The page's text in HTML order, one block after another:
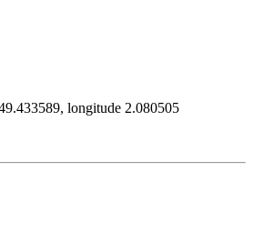
longitude 2.080505